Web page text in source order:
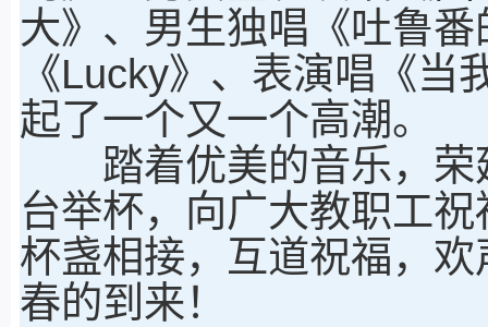
大》、男生独唱《吐鲁
《Lucky》、表演唱《
起了一个又一个高潮。
踏着优美的音乐，荣
台举杯，向广大教职工
杯盏相接，互道祝福，
春的到来！